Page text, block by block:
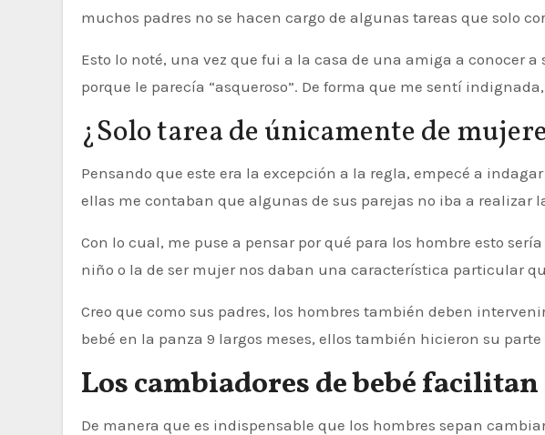
muchos padres no se hacen cargo de algunas tareas que solo
Esto lo noté, una vez que fui a la casa de una amiga a conocer
porque le parecía “asqueroso”. De forma que me sentí
¿Solo tarea de únicamente de
Pensando que este era la excepción a la regla, empecé a
ellas me contaban que algunas de sus parejas no iba a realizar
Con lo cual, me puse a pensar por qué para los hombre esto
niño o la de ser mujer nos daban una característica particular
Creo que como sus padres, los hombres también deben
bebé en la panza 9 largos meses, ellos también hicieron su parte
Los cambiadores de bebé
De manera que es indispensable que los hombres sepan